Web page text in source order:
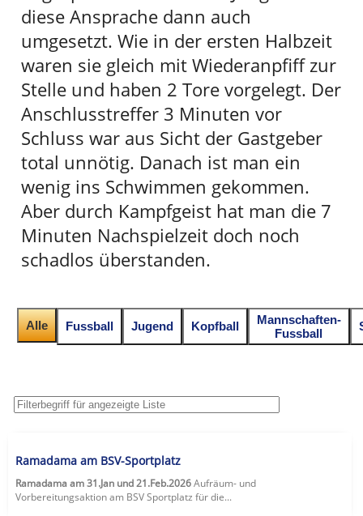
diese Ansprache dann auch
umgesetzt. Wie in der ersten Halbzeit
waren sie gleich mit Wiederanpfiff zur
Stelle und haben 2 Tore vorgelegt. Der
Anschlusstreffer 3 Minuten vor
Schluss war aus Sicht der Gastgeber
total unnötig. Danach ist man ein
wenig ins Schwimmen gekommen.
Aber durch Kampfgeist hat man die 7
Minuten Nachspielzeit doch noch
schadlos überstanden.
Alle Fussball Jugend Kopfball
Mannschaften-
Fussball
Ramadama am BSV-Sportplatz
Ramadama am 31.Jan und 21.Feb.2026Aufräum- und
Vorbereitungsaktion am BSV Sportplatz für die...